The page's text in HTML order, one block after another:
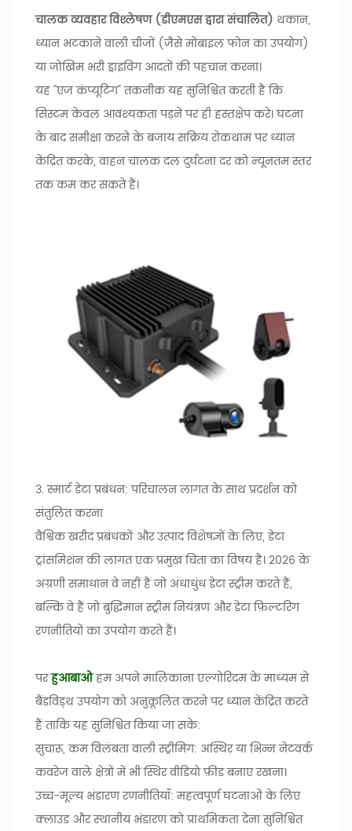
चालक व्यवहार विश्लेषण (डीएमएस द्वारा संचालित) थकान,
ध्यान भटकाने वाली चीजों (जैसे मोबाइल फोन का उपयोग)
या जोखिम भरी ड्राइविंग आदतों की पहचान करना।
यह "एज कंप्यूटिंग" तकनीक यह सुनिश्चित करती है कि
सिस्टम केवल आवश्यकता पड़ने पर ही हस्तक्षेप करे। घटना
के बाद समीक्षा करने के बजाय सक्रिय रोकथाम पर ध्यान
केंद्रित करके, वाहन चालक दल दुर्घटना दर को न्यूनतम स्तर
तक कम कर सकते हैं।
3. स्मार्ट डेटा प्रबंधन: परिचालन लागत के साथ प्रदर्शन को
संतुलित करना
वैश्विक खरीद प्रबंधकों और उत्पाद विशेषज्ञों के लिए, डेटा
ट्रांसमिशन की लागत एक प्रमुख चिंता का विषय है। 2026 के
अग्रणी समाधान वे नहीं हैं जो अंधाधुंध डेटा स्ट्रीम करते हैं,
बल्कि वे हैं जो बुद्धिमान स्ट्रीम नियंत्रण और डेटा फ़िल्टरिंग
रणनीतियों का उपयोग करते हैं।
परहुआबाओहम अपने मालिकाना एल्गोरिदम के माध्यम से
बैंडविड्थ उपयोग को अनुकूलित करने पर ध्यान केंद्रित करते
हैं ताकि यह सुनिश्चित किया जा सके:
सुचारू, कम विलंबता वाली स्ट्रीमिंग: अस्थिर या भिन्न नेटवर्क
कवरेज वाले क्षेत्रों में भी स्थिर वीडियो फ़ीड बनाए रखना।
उच्च-मूल्य भंडारण रणनीतियाँ: महत्वपूर्ण घटनाओं के लिए
क्लाउड और स्थानीय भंडारण को प्राथमिकता देना सुनिश्चित